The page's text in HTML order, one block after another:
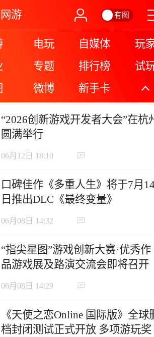
网游 有图
电玩 自媒体
玩
专题 排行榜
试
微博 新手卡 更
“2026创新游戏开发者大会”在杭
圆满举行
06月12日 18:10
口碑佳作《多重人生》将于7月
日推出DLC《最终变量》
06月08日 14:32
“指尖星图”游戏创新大赛·优秀作
品游戏展及路演交流会即将召开
06月08日 14:29
《天使之恋Online 国际版》全球
档封闭测试正式开放 多项游玩奖